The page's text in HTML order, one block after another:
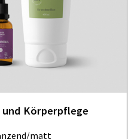
Körperpflege
matt